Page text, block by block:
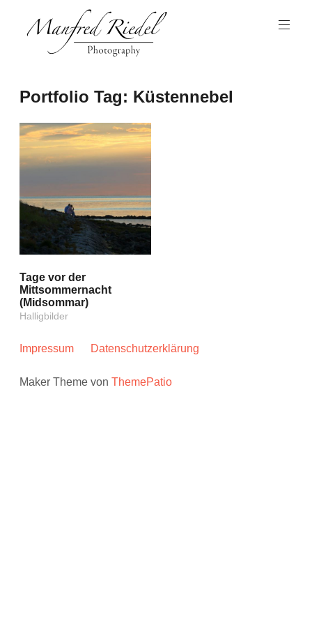
Inhalt
Manfred
Riedel
Portfolio Tag: Küstennebel
Tage vor der
Mittsommernacht
(Midsommar)
Halligbilder
Impressum Datenschutzerklärung
Maker Theme vonThemePatio